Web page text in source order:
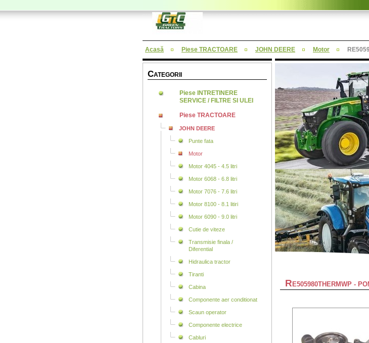
Acasă Piese TRACTOARE JOHN DEERE Motor
R E505980THERMWP -
CATEGORII
Piese INTRETINERE
SERVICE / FILTRE SI ULEI
Piese TRACTOARE
JOHN DEERE
Punte fata
Motor
Motor 4045 - 4.5 litri
Motor 6068 - 6.8 litri
Motor 7076 - 7.6 litri
Motor 8100 - 8.1 litiri
Motor 6090 - 9.0 litri
Cutie de viteze
Transmisie finala /
Diferential
Hidraulica tractor
Tiranti
Cabina
Componente aer conditionat
Scaun operator
Componente electrice
Cabluri